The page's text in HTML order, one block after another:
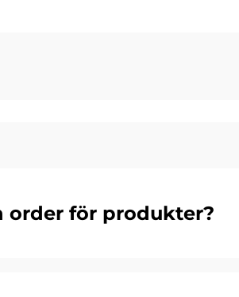
order för produkter?